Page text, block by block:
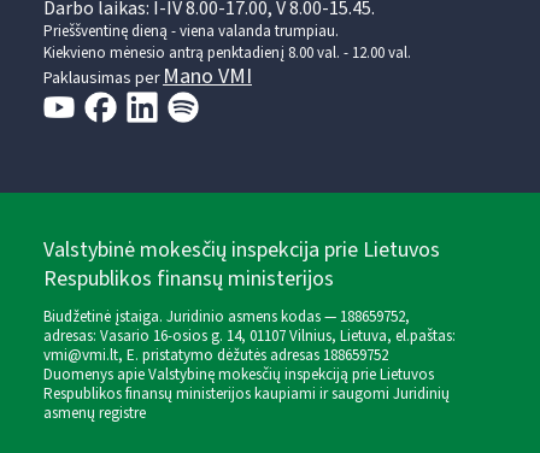
Darbo laikas: I-IV 8.00-17.00, V 8.00-15.45.
Prieššventinę dieną - viena valanda trumpiau.
Kiekvieno mėnesio antrą penktadienį 8.00 val. - 12.00 val.
Paklausimas perMano VMI
Valstybinė mokesčių inspekcija prie Lietuvos
Respublikos finansų ministerijos
Biudžetinė įstaiga. Juridinio asmens kodas — 188659752,
adresas: Vasario 16-osios g. 14, 01107 Vilnius, Lietuva, el.paštas:
vmi@vmi.lt, E. pristatymo dėžutės adresas 188659752
Duomenys apie Valstybinę mokesčių inspekciją prie Lietuvos
Respublikos finansų ministerijos kaupiami ir saugomi Juridinių
asmenų registre